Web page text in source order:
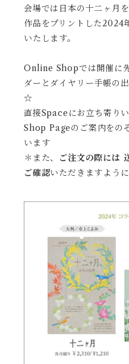
会場では日本の十二ヶ月
作品をプリントした2024
いたします。
Online Shopでは開催に
ダーとダイヤリー手帳の
☆
直接Spaceにお立ち寄り
Shop Pageのご案内をの
います
＊また、 ご注文の際には
ご確認いただきますよう